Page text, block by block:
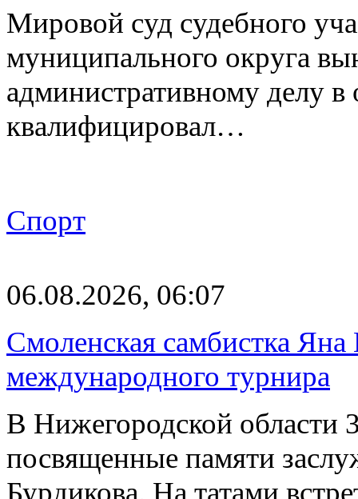
Мировой суд судебного
муниципального округа
административному делу
квалифицировал…
Спорт
06.08.2026, 06:07
Смоленская самбистка Яна
международного турнира
В Нижегородской области
посвященные памяти
Бурдикова. На татами